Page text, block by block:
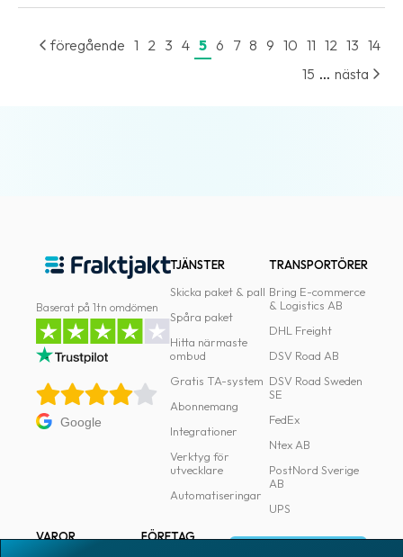
föregående 1 2 3 4 5 6 7 8 9 10 11 12 13 14
15 ... nästa
Baserat på 1tn omdömen
Google
TJÄNSTER
Skicka paket & pall
Spåra paket
Hitta närmaste
ombud
Gratis TA-system
Abonnemang
Integrationer
Verktyg för
utvecklare
Automatiseringar
TRANSPORTÖRER
Bring E-commerce
& Logistics AB
DHL Freight
DSV Road AB
DSV Road Sweden
SE
FedEx
Ntex AB
PostNord Sverige
AB
UPS
VAROR
FÖRETAG